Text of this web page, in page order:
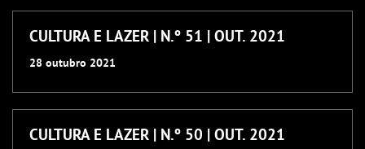
CULTURA E LAZER | N.º 51 | OUT. 2021
28 outubro 2021
CULTURA E LAZER | N.º 50 | OUT. 2021